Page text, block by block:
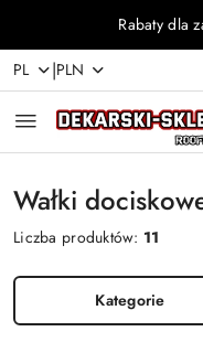
Przejdź do treści
Przejdź do
Przejdź do moje
Przejdź do menu
Przejdź do stopki
Rabaty dla
PL |PLN
Wałki
Liczba produktów: 11
Kategorie